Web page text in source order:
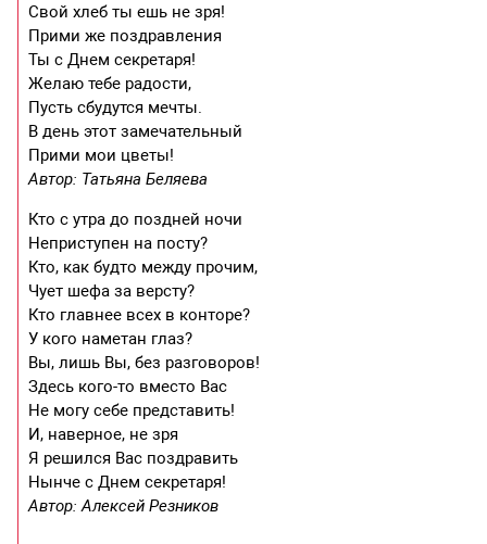
Свой хлеб ты ешь не зря!
Прими же поздравления
Ты с Днем секретаря!
Желаю тебе радости,
Пусть сбудутся мечты.
В день этот замечательный
Прими мои цветы!
Автор: Татьяна Беляева
Кто с утра до поздней ночи
Неприступен на посту?
Кто, как будто между прочим,
Чует шефа за версту?
Кто главнее всех в конторе?
У кого наметан глаз?
Вы, лишь Вы, без разговоров!
Здесь кого-то вместо Вас
Не могу себе представить!
И, наверное, не зря
Я решился Вас поздравить
Нынче с Днем секретаря!
Автор: Алексей Резников